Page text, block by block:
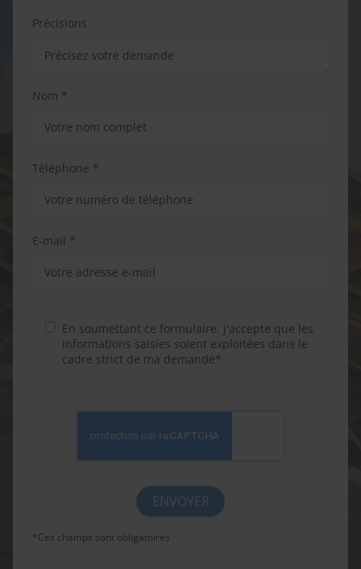
Précisions
Nom *
Téléphone *
E-mail *
En soumettant ce formulaire, j'accepte que les
informations saisies soient exploitées dans le
cadre strict de ma demande*
*Ces champs sont obligatoires